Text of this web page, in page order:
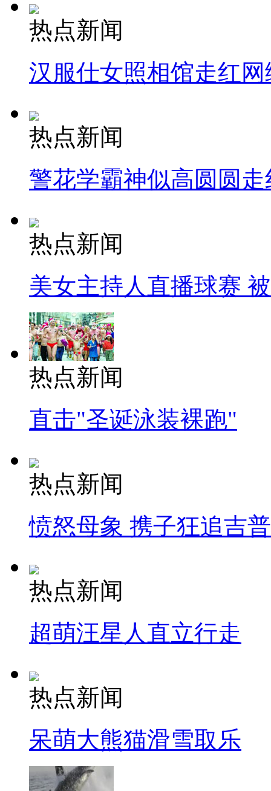
热点新闻
汉服仕女照相馆走红网
热点新闻
警花学霸神似高圆圆走
热点新闻
美女主持人直播球赛
热点新闻
直击"圣诞泳装裸跑"
热点新闻
愤怒母象 携子狂追吉
热点新闻
超萌汪星人直立行走
热点新闻
呆萌大熊猫滑雪取乐